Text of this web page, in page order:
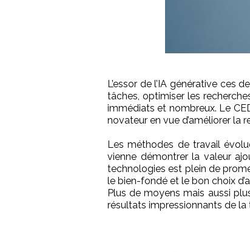
L’essor de l’IA générative ces
tâches, optimiser les
immédiats et nombreux. Le
novateur en vue d’améliorer la
Les méthodes de travail
vienne démontrer la valeur
technologies est plein de
le bien-fondé et le bon choix
Plus de moyens mais aussi
résultats impressionnants de